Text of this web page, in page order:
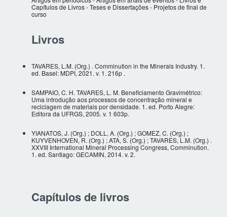
Capítulos de Livros-Teses e Dissertações- Projetos de final de
curso
Livros
TAVARES, L.M. (Org.) . Comminution in the Minerals Industry. 1.
ed. Basel: MDPI, 2021. v. 1. 216p .
SAMPAIO, C. H. TAVARES, L. M. Beneficiamento Gravimétrico:
Uma introdução aos processos de concentração mineral e
reciclagem de materiais por densidade. 1. ed. Porto Alegre:
Editora da UFRGS, 2005. v. 1 603p.
YIANATOS, J. (Org.) ; DOLL, A. (Org.) ; GOMEZ, C. (Org.) ;
KUYVENHOVEN, R. (Org.) ; ATA, S. (Org.) ; TAVARES, L.M. (Org.) .
XXVIII International Mineral Processing Congress, Comminution.
1. ed. Santiago: GECAMIN, 2014. v. 2.
Capítulos de livros